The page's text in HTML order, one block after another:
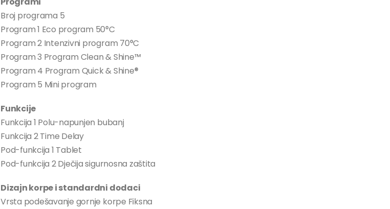
Broj programa 5
Program 1 Eco program 50°C
Program 2 Intenzivni program 70°C
Program 3 Program Clean & Shine™
Program 4 Program Quick & Shine®
Program 5 Mini program
Funkcije
Funkcija 1 Polu-napunjen bubanj
Funkcija 2 Time Delay
Pod-funkcija 1 Tablet
Pod-funkcija 2 Dječija sigurnosna zaštita
Dizajn korpe i standardni dodaci
Vrsta podešavanje gornje korpe Fiksna